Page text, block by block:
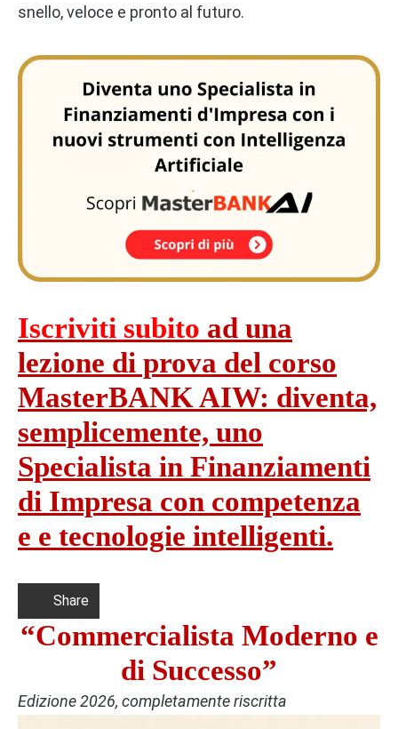
snello, veloce e pronto al futuro.
Iscriviti subito ad una
lezione di prova del corso
MasterBANK AIW: diventa,
semplicemente, uno
Specialista in Finanziamenti
di Impresa con competenza
e e tecnologie intelligenti.
Share
“Commercialista Moderno e
di Successo”
Edizione 2026, completamente riscritta